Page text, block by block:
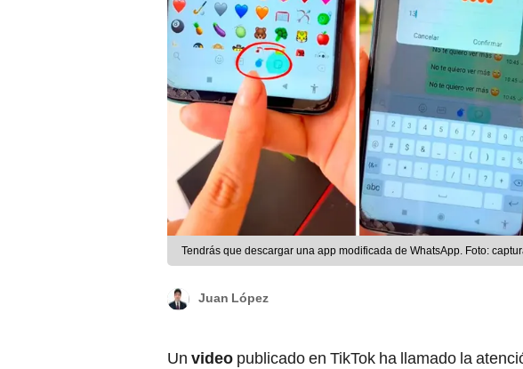
Tendrás que descargar una app modificada de WhatsApp. Foto:
Juan López
Un video publicado en TikTok ha llamado la